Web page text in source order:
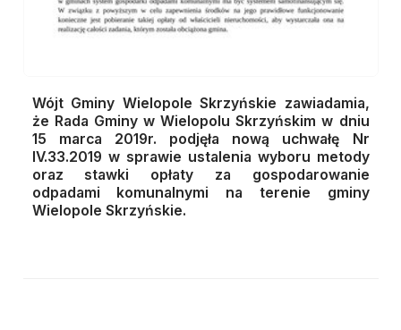
Wójt Gminy Wielopole Skrzyńskie zawiadamia,
że Rada Gminy w Wielopolu Skrzyńskim w dniu
15 marca 2019r. podjęła nową uchwałę Nr
IV.33.2019 w sprawie ustalenia wyboru metody
oraz stawki opłaty za gospodarowanie
odpadami komunalnymi na terenie gminy
Wielopole Skrzyńskie.